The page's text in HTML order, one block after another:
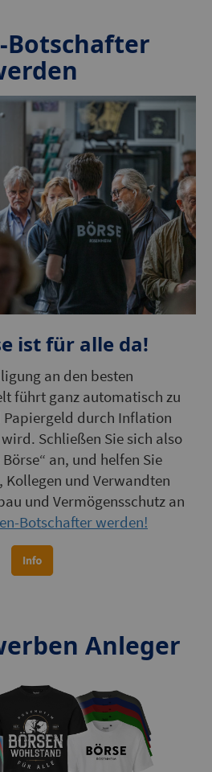
Botschafter
ist für alle da!
an den besten
führt ganz automatisch zu
durch Inflation
Schließen Sie sich also
an, und helfen Sie
Kollegen und Verwandten
und Vermögensschutz an
Botschafter werden!
Anleger